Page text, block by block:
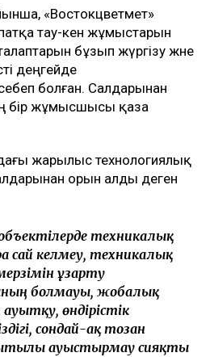
«Востокцветмет»
тау-кен жұмыстарын
бұзып жүргізу және
деңгейде
болған. Салдарынан
бір жұмысшысы қаза
жарылыс технологиялық
орын алды деген
объектілерде техникалық
сай келмеу, техникалық
ұзарту
болмауы, жобалық
өндірістік
сондай-ақ тозған
ауыстырмау сияқты